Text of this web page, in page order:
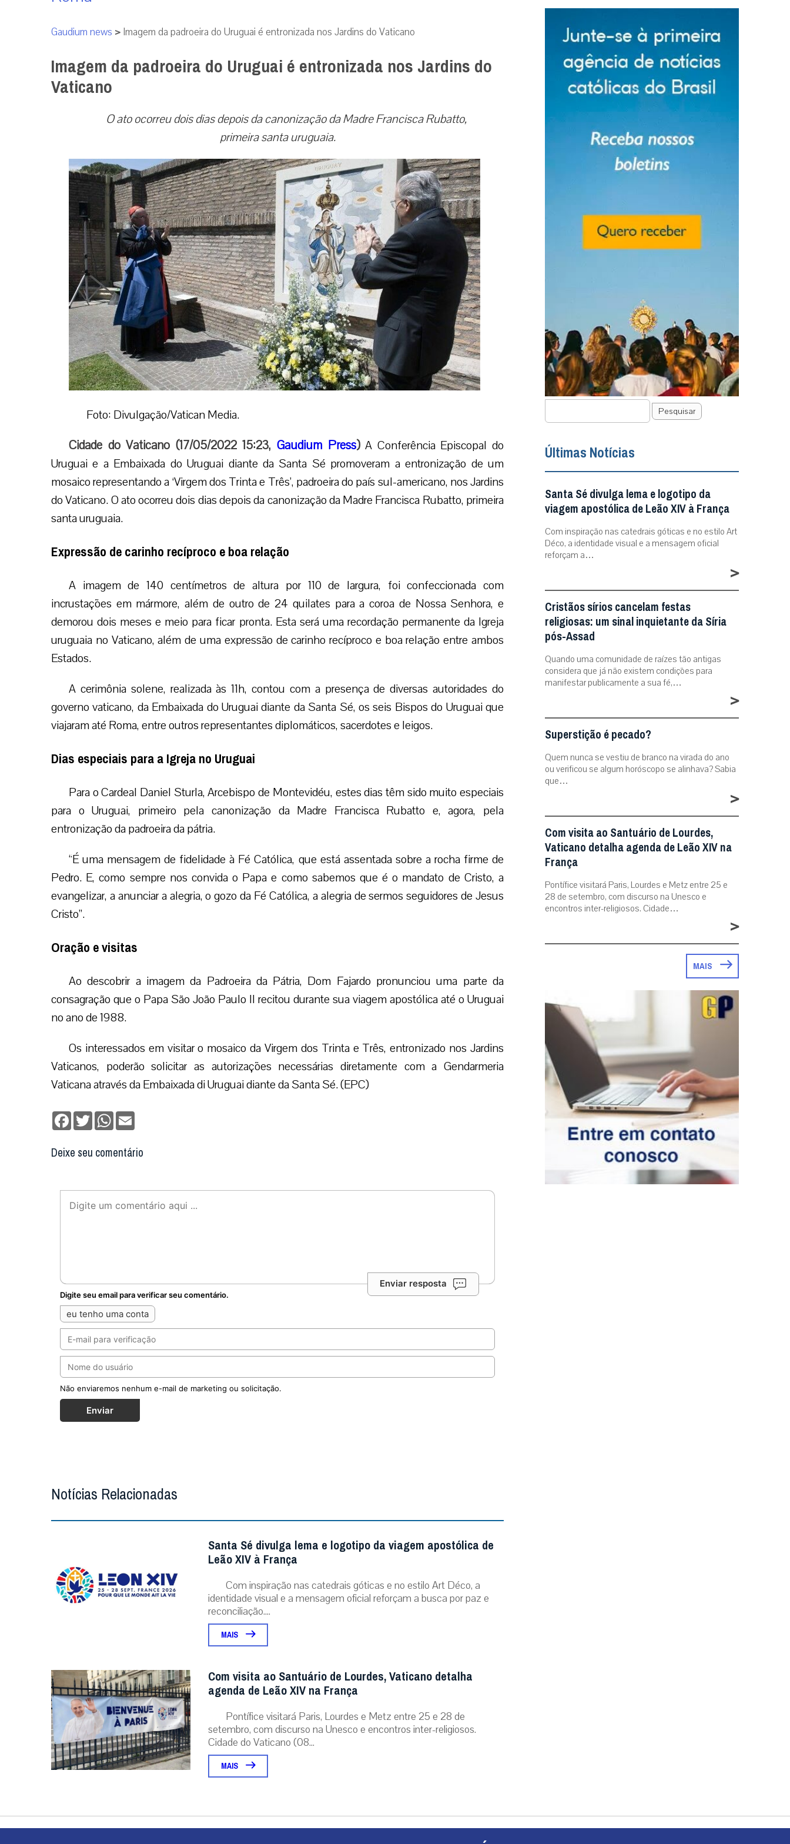
Gaudium news > Imagem da padroeira do Uruguai é entronizada nos Jardins do Vaticano
Imagem da padroeira do Uruguai é entronizada nos Jardins do
Vaticano
O ato ocorreu dois dias depois da canonização da Madre Francisca Rubatto,
primeira santa uruguaia.
Foto: Divulgação/Vatican Media.
Cidade do Vaticano (17/05/2022 15:23, Gaudium Press)A Conferência Episcopal do
Uruguai e a Embaixada do Uruguai diante da Santa Sé promoveram a entronização de um
mosaico representando a ‘Virgem dos Trinta e Três’, padroeira do país sul-americano, nos Jardins
do Vaticano. O ato ocorreu dois dias depois da canonização da Madre Francisca Rubatto, primeira
santa uruguaia.
Expressão de carinho recíproco e boa relação
A imagem de 140 centímetros de altura por 110 de largura, foi confeccionada com
incrustações em mármore, além de outro de 24 quilates para a coroa de Nossa Senhora, e
demorou dois meses e meio para ficar pronta. Esta será uma recordação permanente da Igreja
uruguaia no Vaticano, além de uma expressão de carinho recíproco e boa relação entre ambos
Estados.
A cerimônia solene, realizada às 11h, contou com a presença de diversas autoridades do
governo vaticano, da Embaixada do Uruguai diante da Santa Sé, os seis Bispos do Uruguai que
viajaram até Roma, entre outros representantes diplomáticos, sacerdotes e leigos.
Dias especiais para a Igreja no Uruguai
Para o Cardeal Daniel Sturla, Arcebispo de Montevidéu, estes dias têm sido muito especiais
para o Uruguai, primeiro pela canonização da Madre Francisca Rubatto e, agora, pela
entronização da padroeira da pátria.
“É uma mensagem de fidelidade à Fé Católica, que está assentada sobre a rocha firme de
Pedro. E, como sempre nos convida o Papa e como sabemos que é o mandato de Cristo, a
evangelizar, a anunciar a alegria, o gozo da Fé Católica, a alegria de sermos seguidores de Jesus
Cristo”.
Oração e visitas
Ao descobrir a imagem da Padroeira da Pátria, Dom Fajardo pronunciou uma parte da
consagração que o Papa São João Paulo II recitou durante sua viagem apostólica até o Uruguai
no ano de 1988.
Os interessados em visitar o mosaico da Virgem dos Trinta e Três, entronizado nos Jardins
Vaticanos, poderão solicitar as autorizações necessárias diretamente com a Gendarmeria
Vaticana através da Embaixada di Uruguai diante da Santa Sé. (EPC)
Facebook
TwitterWhatsApp
Deixe seu comentário
Enviar resposta
Digite seu email para verificar seu comentário.
eu tenho uma conta
Não enviaremos nenhum e-mail de marketing ou solicitação.
Enviar
Notícias Relacionadas
Santa Sé divulga lema e logotipo da viagem apostólica de
Leão XIV à França
Com inspiração nas catedrais góticas e no estilo Art Déco, a
identidade visual e a mensagem oficial reforçam a busca por paz e
reconciliação....
MAIS
Com visita ao Santuário de Lourdes, Vaticano detalha
agenda de Leão XIV na França
Pontífice visitará Paris, Lourdes e Metz entre 25 e 28 de
setembro, com discurso na Unesco e encontros inter-religiosos.
Cidade do Vaticano (08...
MAIS
Pesquisar
Últimas Notícias
Santa Sé divulga lema e logotipo da
viagem apostólica de Leão XIV à França
Com inspiração nas catedrais góticas e no estilo Art
Déco, a identidade visual e a mensagem oficial
reforçam a…
>
Cristãos sírios cancelam festas
religiosas: um sinal inquietante da Síria
pós-Assad
Quando uma comunidade de raízes tão antigas
considera que já não existem condições para
manifestar publicamente a sua fé,…
>
Superstição é pecado?
Quem nunca se vestiu de branco na virada do ano
ou verificou se algum horóscopo se alinhava? Sabia
que…
>
Com visita ao Santuário de Lourdes,
Vaticano detalha agenda de Leão XIV na
França
Pontífice visitará Paris, Lourdes e Metz entre 25 e
28 de setembro, com discurso na Unesco e
encontros inter-religiosos. Cidade…
>
MAIS